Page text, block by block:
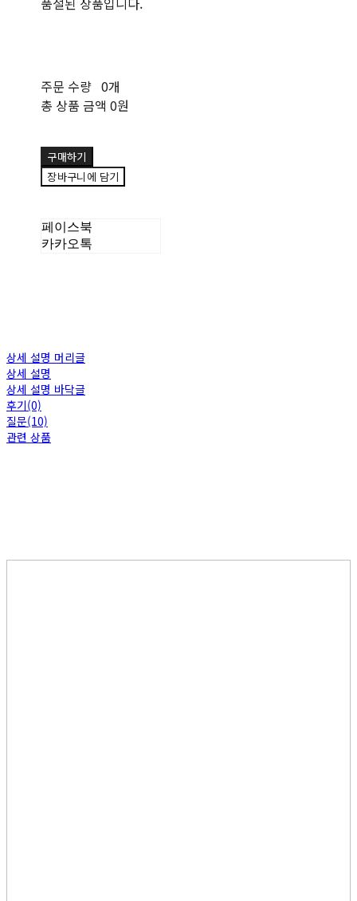
주문 수량 0개
총 상품 금액 0원
구매하기
장바구니에 담기
페이스북
카카오톡
상세 설명 머리글
상세 설명
상세 설명 바닥글
후기(0)
질문(10)
관련 상품